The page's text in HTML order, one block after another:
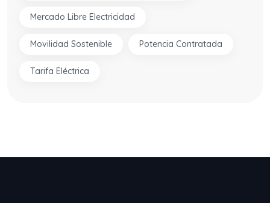
Mercado Libre Electricidad
Movilidad Sostenible Potencia Contratada
Tarifa Eléctrica